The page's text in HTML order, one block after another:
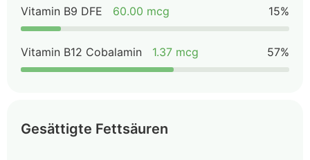
Vitamin B9 DFE 60.00 mcg 15%
Vitamin B12 Cobalamin 1.37 mcg 57%
Gesättigte Fettsäuren